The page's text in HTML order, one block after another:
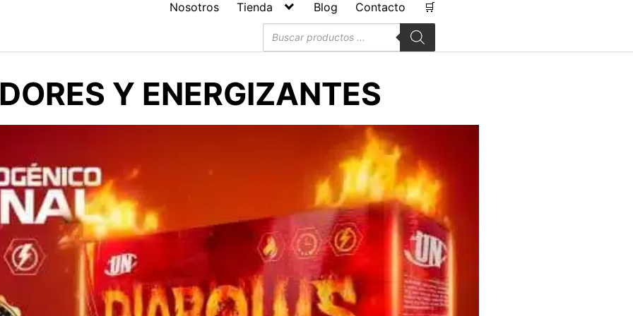
Nosotros Tienda Blog Contacto
🛒
Búsqueda
de
productos
Y ENERGIZANTES